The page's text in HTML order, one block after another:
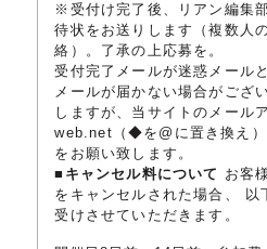
※受付け完了後、リアン編集
待状をお送りします（複数人
絡）。了承の上応募を。
受付完了メールが迷惑メール
メールが届かない場合がござ
しますが、当サイトのメー
web.net（◆を@に置き換え
をお願い致します。
■キャンセル料について お客
をキャンセルされた場合、 以
受けさせていただきます。